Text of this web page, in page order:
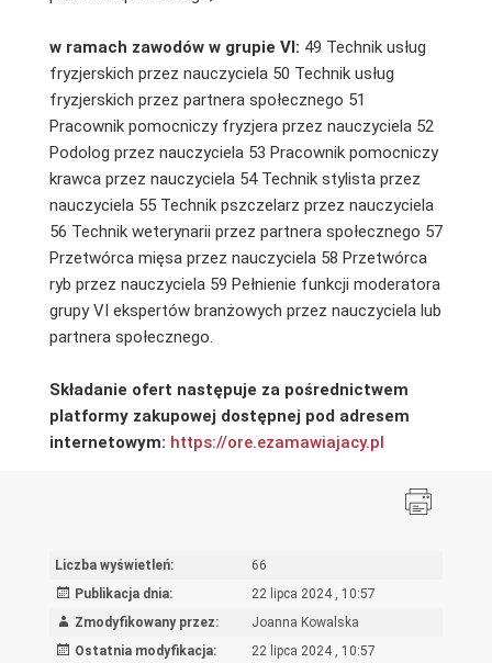
w ramach zawodów w grupie VI: 49 Technik usług
fryzjerskich przez nauczyciela 50 Technik usług
fryzjerskich przez partnera społecznego 51
Pracownik pomocniczy fryzjera przez nauczyciela 52
Podolog przez nauczyciela 53 Pracownik pomocniczy
krawca przez nauczyciela 54 Technik stylista przez
nauczyciela 55 Technik pszczelarz przez nauczyciela
56 Technik weterynarii przez partnera społecznego 57
Przetwórca mięsa przez nauczyciela 58 Przetwórca
ryb przez nauczyciela 59 Pełnienie funkcji moderatora
grupy VI ekspertów branżowych przez nauczyciela lub
partnera społecznego.
Składanie ofert następuje za pośrednictwem
platformy zakupowej dostępnej pod adresem
internetowym: https://ore.ezamawiajacy.pl
Liczba wyświetleń:
66
Publikacja dnia:
22 lipca 2024 , 10:57
Zmodyfikowany przez:
Joanna Kowalska
Ostatnia modyfikacja:
22 lipca 2024 , 10:57